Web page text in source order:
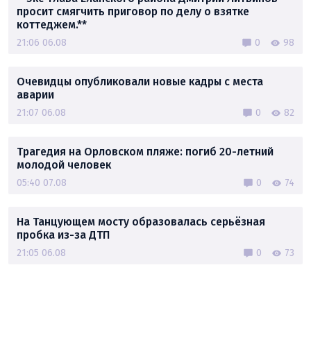
просит смягчить приговор по делу о взятке
коттеджем.**
21:06 06.08 0 98
Очевидцы опубликовали новые кадры с места
аварии
21:07 06.08 0 82
Трагедия на Орловском пляже: погиб 20-летний
молодой человек
05:40 07.08 0 74
На Танцующем мосту образовалась серьёзная
пробка из-за ДТП
21:05 06.08 0 73